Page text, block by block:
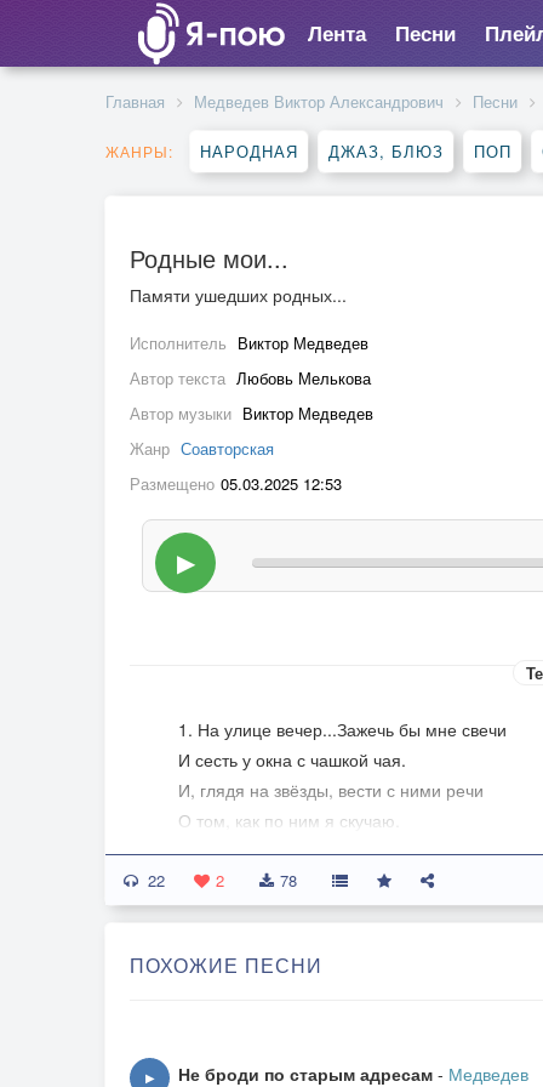
Лента Песни
Главная Медведев Виктор Александрович Песни
ЖАНРЫ: НАРОДНАЯ ДЖАЗ, БЛЮЗ ПОП
Родные мои...
Памяти ушедших родных...
Исполнитель Виктор Медведев
Автор текста Любовь Мелькова
Автор музыки Виктор Медведев
Жанр Соавторская
Размещено 05.03.2025 12:53
▶
1. На улице вечер...Зажечь бы мне свечи
И сесть у окна с чашкой чая.
И, глядя на звёзды, вести с ними речи
О том, как по ним я скучаю.
Скучаю о прошлом.Скучаю о детстве.
О маме, отце и сестре.
Они со мной рядом везде.
Родные мои! Мне вас так не хватает!
22 2 78
ПОХОЖИЕ ПЕСНИ
▶ Не броди по старым адресам - Медведев